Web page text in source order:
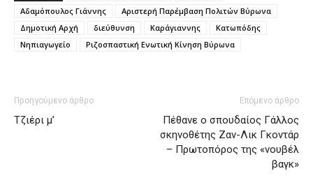
Αδαμόπουλος Γιάννης
Αριστερή Παρέμβαση Πολιτών Βύρωνα
Δημοτική Αρχή
διεύθυνση Καράγιαννης
Κατωπόδης
Νηπιαγωγείο
Ριζοσπαστική Ενωτική Κίνηση Βύρωνα
Προηγούμενο άρθρο
Tζιέρι μ’
Επόμενο άρθρο
Πέθανε ο σπουδαίος Γάλλος
σκηνοθέτης Ζαν-Λικ Γκοντάρ
– Πρωτοπόρος της «νουβέλ
βαγκ»